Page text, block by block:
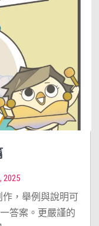
2025
，舉例與說明可
答案。更嚴謹的